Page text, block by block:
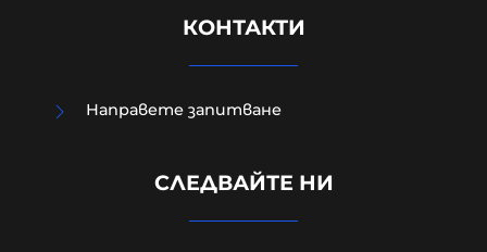
УНИЦЕФ: Израел убива средно по
„примирието“ от октомври 2025
КОНТАКТИ
Направете запитване
СЛЕДВАЙТЕ НИ